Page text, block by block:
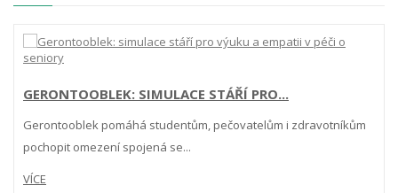
GERONTOOBLEK: SIMULACE STÁŘÍ PRO...
Gerontooblek pomáhá studentům, pečovatelům i zdravotníkům
pochopit omezení spojená se...
VÍCE